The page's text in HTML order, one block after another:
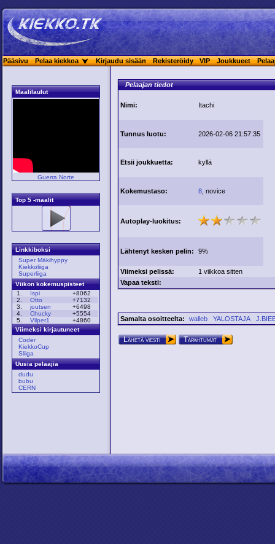
Pääsivu Pelaa kiekkoa Kirjaudu sisään Rekisteröidy VIP Joukkueet
Maalilaulut
Guerra Norte
Top 5 -maalit
Linkkiboksi
Super Mäkihyppy
Kiekkoliiga
Superliiga
Viikon kokemuspisteet
1.
Ispi
+8062
2.
Otto
+7132
3.
joutsen
+6498
4.
Chucky
+5554
5.
Vilper1
+4860
Viimeksi kirjautuneet
Coder
KiekkoCup
Sliiga
Uusia pelaajia
dudu
bubu
CERN
Pelaajan tiedot
Nimi: Itachi
Tunnus luotu: 2026-02-06 21:57:35
Etsii joukkuetta: kyllä
Kokemustaso: 8 , novice
Autoplay-luokitus:
Lähtenyt kesken pelin: 9%
Viimeksi pelissä:
1 viikkoa sitten
Vapaa teksti:
Samalta osoitteelta: walleb YALOSTAJA
Lähetä viesti Tapahtumat